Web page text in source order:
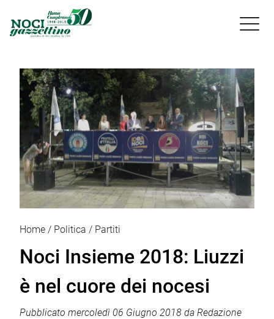

Home Politica Partiti
Noci Insieme 2018: Liuzzi
è nel cuore dei nocesi
Pubblicato mercoledì 06 Giugno 2018 da Redazione